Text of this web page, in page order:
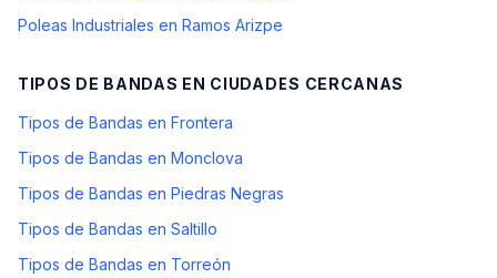
Poleas Industriales en Ramos Arizpe
TIPOS DE BANDAS EN CIUDADES CERCANAS
Tipos de Bandas en Frontera
Tipos de Bandas en Monclova
Tipos de Bandas en Piedras Negras
Tipos de Bandas en Saltillo
Tipos de Bandas en Torreón